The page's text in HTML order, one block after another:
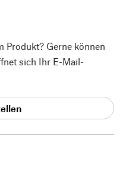
Produkt? Gerne können
sich Ihr E-Mail-